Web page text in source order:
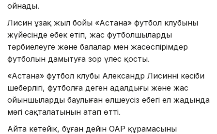
ойнады.
Лисин ұзақ жыл бойы «Астана» футбол клубының
жүйесінде еңбек етіп, жас футболшыларды
тәрбиелеуге және балалар мен жасөспірімдер
футболын дамытуға зор үлес қосты.
«Астана» футбол клубы Александр Лисиннің кәсіби
шеберлігі, футболға деген адалдығы және жас
ойыншыларды баулыған өлшеусіз еңбегі ел жадында
мәңгі сақталатынын атап өтті.
Айта кетейік, бұған дейін ОАР құрамасының